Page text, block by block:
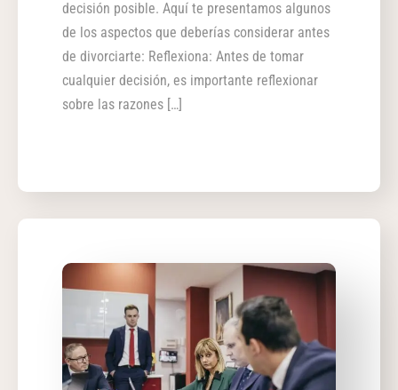
decisión posible. Aquí te presentamos algunos
de los aspectos que deberías considerar antes
de divorciarte: Reflexiona: Antes de tomar
cualquier decisión, es importante reflexionar
sobre las razones […]